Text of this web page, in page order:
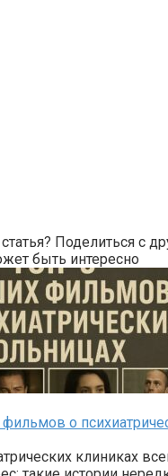
Поделиться с
быть интересно
о
клиниках